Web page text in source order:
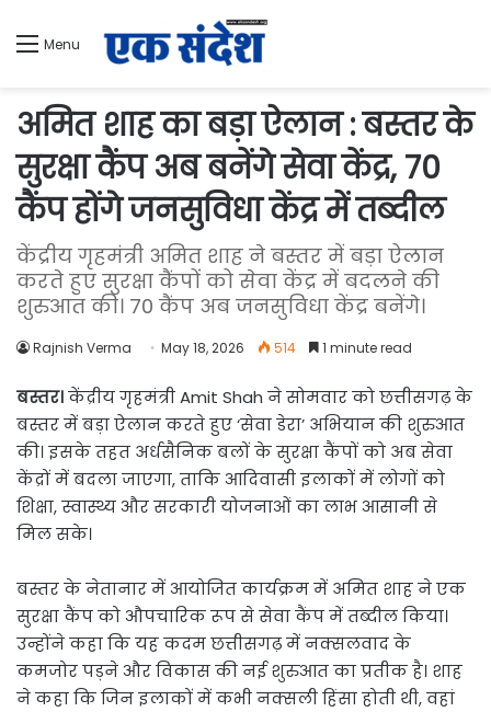
Menu
अमित शाह का बड़ा ऐलान : बस्तर के
सुरक्षा कैंप अब बनेंगे सेवा केंद्र, 70
कैंप होंगे जनसुविधा केंद्र में तब्दील
केंद्रीय गृहमंत्री अमित शाह ने बस्तर में बड़ा ऐलान
करते हुए सुरक्षा कैंपों को सेवा केंद्र में बदलने की
शुरुआत की। 70 कैंप अब जनसुविधा केंद्र बनेंगे।
Rajnish Verma May 18, 2026 514 1 minute read
बस्तर।केंद्रीय गृहमंत्री Amit Shah ने सोमवार को छत्तीसगढ़ के
बस्तर में बड़ा ऐलान करते हुए ‘सेवा डेरा’ अभियान की शुरुआत
की। इसके तहत अर्धसैनिक बलों के सुरक्षा कैंपों को अब सेवा
केंद्रों में बदला जाएगा, ताकि आदिवासी इलाकों में लोगों को
शिक्षा, स्वास्थ्य और सरकारी योजनाओं का लाभ आसानी से
मिल सके।
बस्तर के नेतानार में आयोजित कार्यक्रम में अमित शाह ने एक
सुरक्षा कैंप को औपचारिक रूप से सेवा कैंप में तब्दील किया।
उन्होंने कहा कि यह कदम छत्तीसगढ़ में नक्सलवाद के
कमजोर पड़ने और विकास की नई शुरुआत का प्रतीक है। शाह
ने कहा कि जिन इलाकों में कभी नक्सली हिंसा होती थी, वहां